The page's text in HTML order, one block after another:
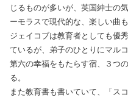
じるものが多いが、英国紳士の
ーモラスで現代的な、楽しい曲も
ジェイコブは教育者としても優
ているが、弟子のひとりにマル
第六の幸福をもたらす宿、３つ
る。
また教育書も書いていて、「ス